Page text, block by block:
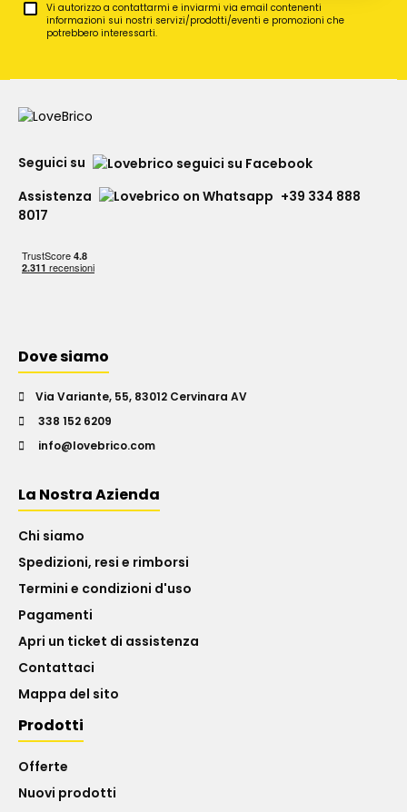
Vi autorizzo a contattarmi e inviarmi via email contenenti
informazioni sui nostri servizi/prodotti/eventi e promozioni che
potrebbero interessarti.
Seguici su
Assistenza
+39 334 888
8017
Dove siamo
Via Variante, 55, 83012 Cervinara AV
338 152 6209
info@lovebrico.com
La Nostra Azienda
Chi siamo
Spedizioni, resi e rimborsi
Termini e condizioni d'uso
Pagamenti
Apri un ticket di assistenza
Contattaci
Mappa del sito
Prodotti
Offerte
Nuovi prodotti